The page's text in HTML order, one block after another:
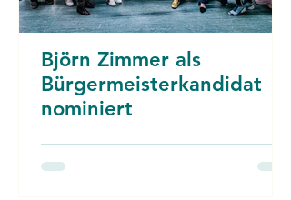
Björn Zimmer als
Bürgermeisterkandidat
nominiert